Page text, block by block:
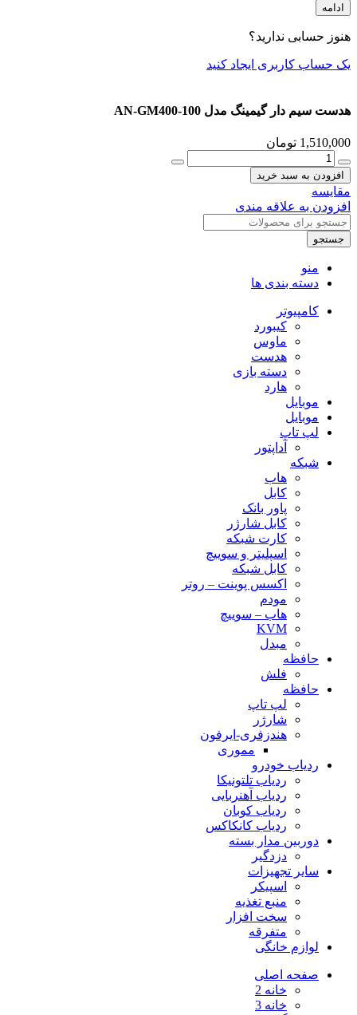
ادامه
هنوز حسابی ندارید؟
یک حساب کاربری ایجاد کنید
هدست سیم دار گیمینگ مدل AN-GM400-100
1,510,000 تومان
هدست
سیم
دار
گیمینگ
مدل
AN-
GM400-
عدد
افزودن به سبد خرید
مقایسه
افزودن به علاقه مندی
جستجو
منو
دسته بندی ها
کامپیوتر
کیبورد
ماوس
هدست
دسته بازی
هارد
موبایل
موبایل
لپ تاپ
آداپتور
شبکه
هاب
کابل
پاور بانک
کابل شارژر
کارت شبکه
اسپلیتر و سوییچ
کابل شبکه
اکسس پوینت – روتر
مودم
هاب – سوییچ
KVM
مبدل
حافظه
فلش
حافظه
لپ تاپ
شارژر
هندزفری-ایرفون
مموری
ردیاب خودرو
ردیاب تلتونیکا
ردیاب آهنربایی
ردیاب کوبان
ردیاب کانکاکس
دوربین مدار بسته
دزدگیر
سایر تجهیزات
اسپیکر
منبع تغذیه
سخت افزار
متفرقه
لوازم خانگی
صفحه اصلی
خانه 2
خانه 3